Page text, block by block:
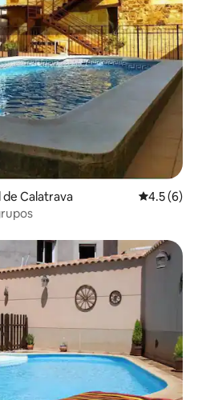
de Calatrava
4.5 (6)